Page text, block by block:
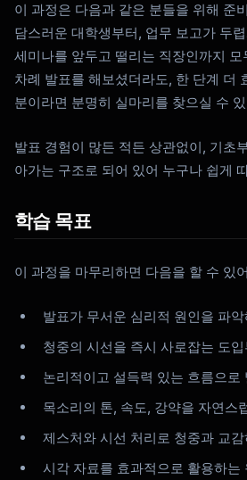
이 과정은 다음과 같은 분들을 위해 준
담스러운 대학생부터, 업무 보고가 두
세미나를 앞두고 떨리는 직장인까지
차례 발표를 해보셨더라도, 한 단계 더
분이라면 분명히 실마리를 찾으실 수
발표 경험이 많든 적든 상관없이, 기초
아가는 구조로 되어 있어 누구나 쉽게
학습 목표
이 과정을 마무리하면 다음을 할 수 있
발표가 무서운 심리적 원인을 파악
청중의 시선을 즉시 사로잡는 도
논리적이고 설득력 있는 흐름으로
목소리의 톤, 속도, 강약을 자연스
제스처와 시선 처리로 청중과 교
시각 자료를 효과적으로 활용하는